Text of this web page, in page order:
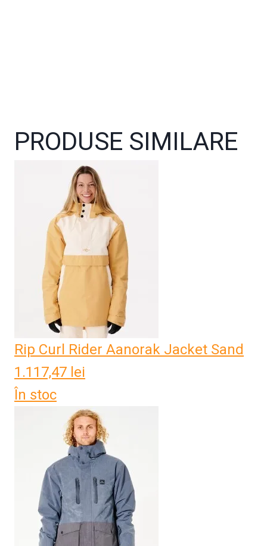
PRODUSE SIMILARE
Rip Curl Rider Aanorak Jacket Sand
1.117,47 lei
În stoc